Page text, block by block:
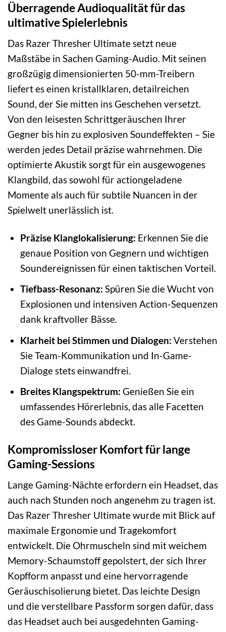
Überragende Audioqualität für das
ultimative Spielerlebnis
Das Razer Thresher Ultimate setzt neue
Maßstäbe in Sachen Gaming-Audio. Mit seinen
großzügig dimensionierten 50-mm-Treibern
liefert es einen kristallklaren, detailreichen
Sound, der Sie mitten ins Geschehen versetzt.
Von den leisesten Schrittgeräuschen Ihrer
Gegner bis hin zu explosiven Soundeffekten – Sie
werden jedes Detail präzise wahrnehmen. Die
optimierte Akustik sorgt für ein ausgewogenes
Klangbild, das sowohl für actiongeladene
Momente als auch für subtile Nuancen in der
Spielwelt unerlässlich ist.
Präzise Klanglokalisierung: Erkennen Sie die
genaue Position von Gegnern und wichtigen
Soundereignissen für einen taktischen Vorteil.
Tiefbass-Resonanz: Spüren Sie die Wucht von
Explosionen und intensiven Action-Sequenzen
dank kraftvoller Bässe.
Klarheit bei Stimmen und Dialogen: Verstehen
Sie Team-Kommunikation und In-Game-
Dialoge stets einwandfrei.
Breites Klangspektrum: Genießen Sie ein
umfassendes Hörerlebnis, das alle Facetten
des Game-Sounds abdeckt.
Kompromissloser Komfort für lange
Gaming-Sessions
Lange Gaming-Nächte erfordern ein Headset, das
auch nach Stunden noch angenehm zu tragen ist.
Das Razer Thresher Ultimate wurde mit Blick auf
maximale Ergonomie und Tragekomfort
entwickelt. Die Ohrmuscheln sind mit weichem
Memory-Schaumstoff gepolstert, der sich Ihrer
Kopfform anpasst und eine hervorragende
Geräuschisolierung bietet. Das leichte Design
und die verstellbare Passform sorgen dafür, dass
das Headset auch bei ausgedehnten Gaming-